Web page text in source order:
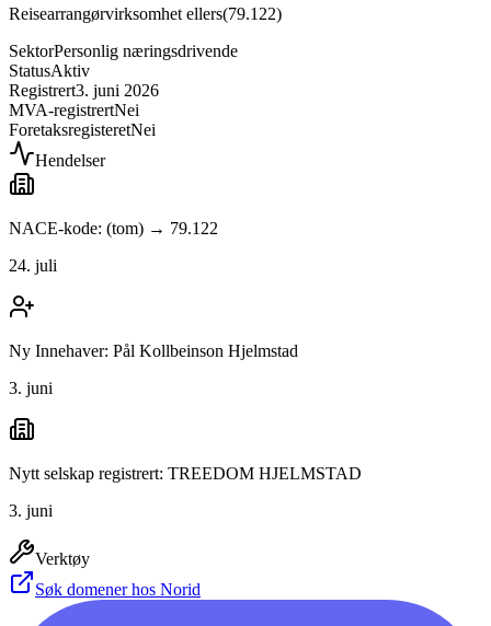
Reisearrangørvirksomhet ellers(79.122)
SektorPersonlig næringsdrivende
StatusAktiv
Registrert3. juni 2026
MVA-registrertNei
ForetaksregisteretNei
Hendelser
NACE-kode: (tom) → 79.122
24. juli
Ny Innehaver: Pål Kollbeinson Hjelmstad
3. juni
Nytt selskap registrert: TREEDOM HJELMSTAD
3. juni
Verktøy
Søk domener hos Norid